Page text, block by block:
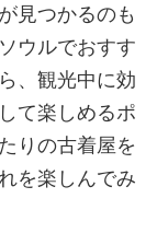
見つかるのも
ウルでおすす
、観光中に効
て楽しめるポ
りの古着屋を
を楽しんでみ